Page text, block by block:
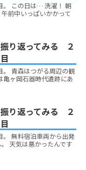
。 この日は… 洗濯！ 朝
前中いっぱいかかって
り返ってみる ２
。 青森はつがる周辺の観
ヶ岡石器時代遺跡にあ
り返ってみる ２
。 無料宿泊車両から出発
天気は悪かったんです